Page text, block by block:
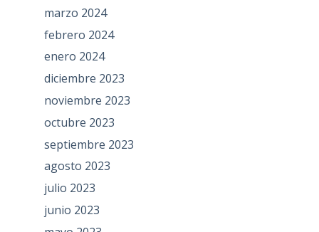
marzo 2024
febrero 2024
enero 2024
diciembre 2023
noviembre 2023
octubre 2023
septiembre 2023
agosto 2023
julio 2023
junio 2023